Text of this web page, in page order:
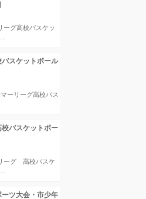
ーグ高校バスケッ
スケットボール
ーリーグ高校バス
バスケットボー
ーグ 高校バスケ
ツ大会・市少年